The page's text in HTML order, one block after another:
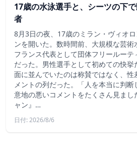
17歳の水泳選手と、シーツの下
者
8月3日の夜、17歳のミラン・ヴィオ
ンを開いた。数時間前、大規模な芸
フランス代表として団体フリールーテ
だった。男性選手として初めての快
面に並んでいたのは称賛ではなく、性
メントの列だった。「人を本当に判断
意地の悪いコメントをたくさん見ま
ャン』…
日付: 2026/8/6